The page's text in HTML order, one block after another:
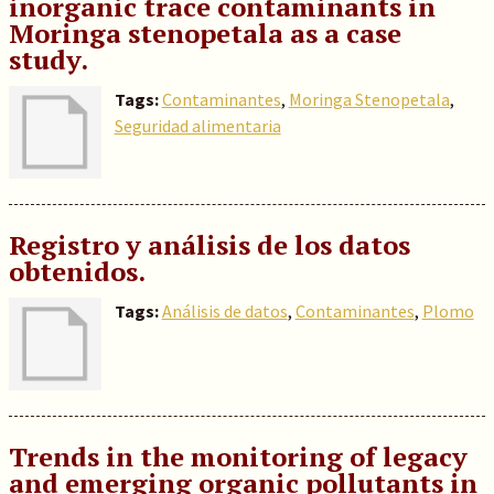
Moringa stenopetala as a case
study.
Tags:Contaminantes, Moringa Stenopetala,
Seguridad alimentaria
Registro y análisis de los datos
obtenidos.
Tags:Análisis de datos, Contaminantes, Plomo
Trends in the monitoring of legacy
and emerging organic pollutants in